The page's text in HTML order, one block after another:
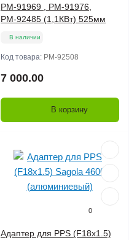
РМ-91969 , РМ-91976,
РМ-92485 (1,1КВт) 525мм
В наличии
Код товара: РМ-92508
7 000.00
В корзину
0
Адаптер для PPS (F18х1.5)